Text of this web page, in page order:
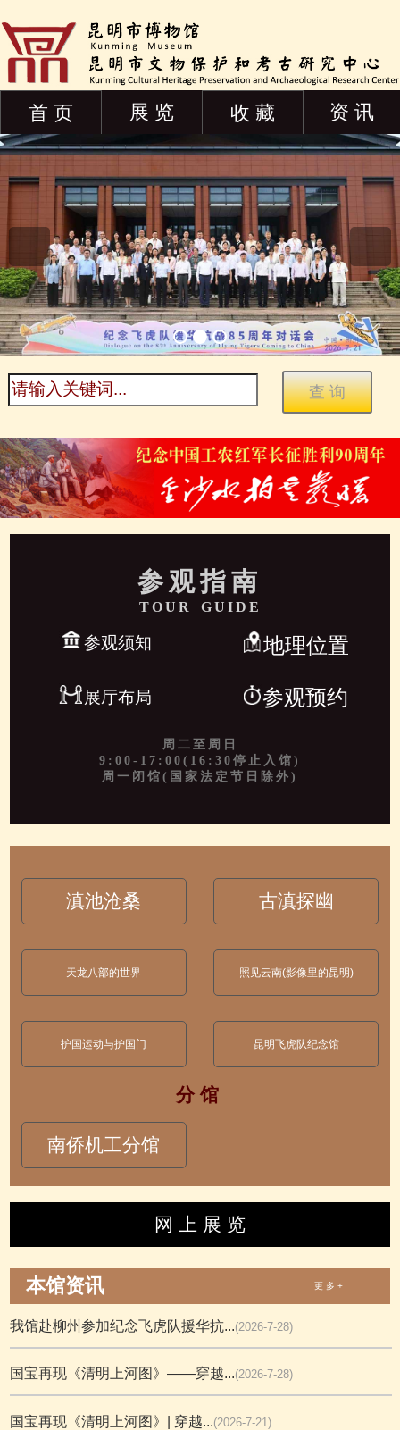
首 页 展 览 收 藏 资 讯
参观指南
TOUR GUIDE
参观须知 地理位置
展厅布局 参观预约
周二至周日
9:00-17:00(16:30停止入馆)
周一闭馆(国家法定节日除外)
滇池沧桑 古滇探幽
天龙八部的世界 照见云南(影像里的昆明)
护国运动与护国门 昆明飞虎队纪念馆
分 馆
南侨机工分馆
网 上 展 览
本馆资讯 更 多 +
我馆赴柳州参加纪念飞虎队援华抗...(2026-7-28)
国宝再现《清明上河图》——穿越...(2026-7-28)
国宝再现《清明上河图》| 穿越...(2026-7-21)